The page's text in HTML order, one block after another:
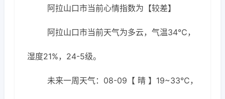
阿拉山口市当前心情指数为【较差】
阿拉山口市当前天气为多云，气温34℃，
湿度21%，24-5级。
未来一周天气：08-09【 晴 】19~33℃，